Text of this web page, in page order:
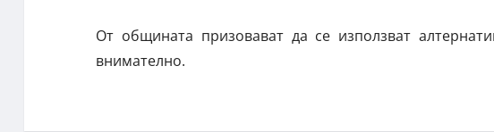
От общината призовават да се използват
внимателно.